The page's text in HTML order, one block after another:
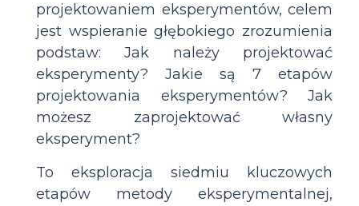
projektowaniem eksperymentów, celem
jest wspieranie głębokiego zrozumienia
podstaw: Jak należy projektować
eksperymenty? Jakie są 7 etapów
projektowania eksperymentów? Jak
możesz zaprojektować własny
eksperyment?
To eksploracja siedmiu kluczowych
etapów metody eksperymentalnej,